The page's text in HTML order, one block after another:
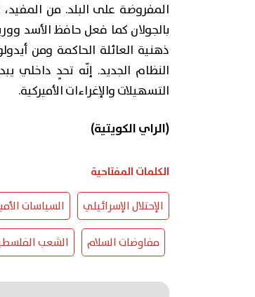
المفروضة على البلد. من
بالجولان كما فعل حافظ الأسد
ذهنية العائلة الحاكمة ومن
النظام الجديد. إنّه تحدٍ
التسهيلات والإغراءات الأميركية.
(الراي الكويتية)
الكلمات المفتاحية
الإحتلال الإسرائيلي السياسات
مفاوضات السلام الشعب